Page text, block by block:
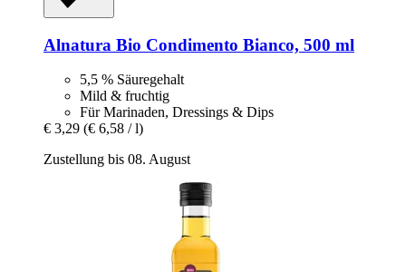
Alnatura Bio Condimento Bianco, 500 ml
5,5 % Säuregehalt
Mild & fruchtig
Für Marinaden, Dressings & Dips
€ 3,29 (€ 6,58 / l)
Zustellung bis 08. August